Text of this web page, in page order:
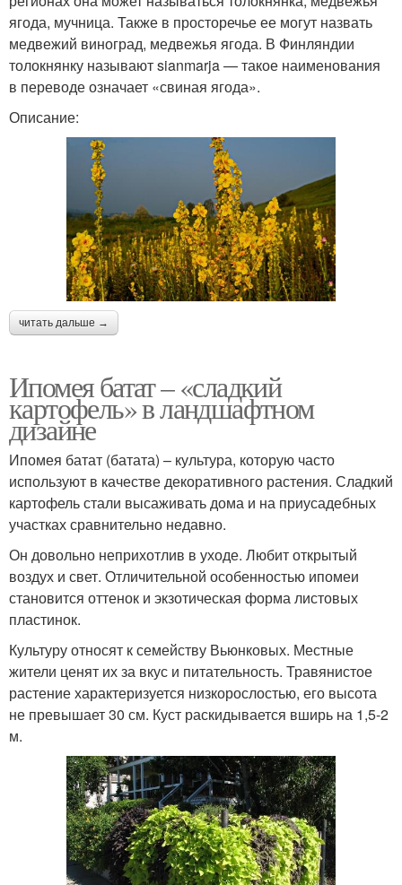
ягода, мучница. Также в просторечье ее могут назвать
медвежий виноград, медвежья ягода. В Финляндии
толокнянку называют sianmarja — такое наименования
в переводе означает «свиная ягода».
Описание:
читать дальше →
Ипомея батат – «сладкий
картофель» в ландшафтном
дизайне
Ипомея батат (батата) – культура, которую часто
используют в качестве декоративного растения. Сладкий
картофель стали высаживать дома и на приусадебных
участках сравнительно недавно.
Он довольно неприхотлив в уходе. Любит открытый
воздух и свет. Отличительной особенностью ипомеи
становится оттенок и экзотическая форма листовых
пластинок.
Культуру относят к семейству Вьюнковых. Местные
жители ценят их за вкус и питательность. Травянистое
растение характеризуется низкорослостью, его высота
не превышает 30 см. Куст раскидывается вширь на 1,5-2
м.